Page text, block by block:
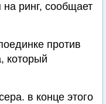
ринг, сообщает
против
который
в конце этого